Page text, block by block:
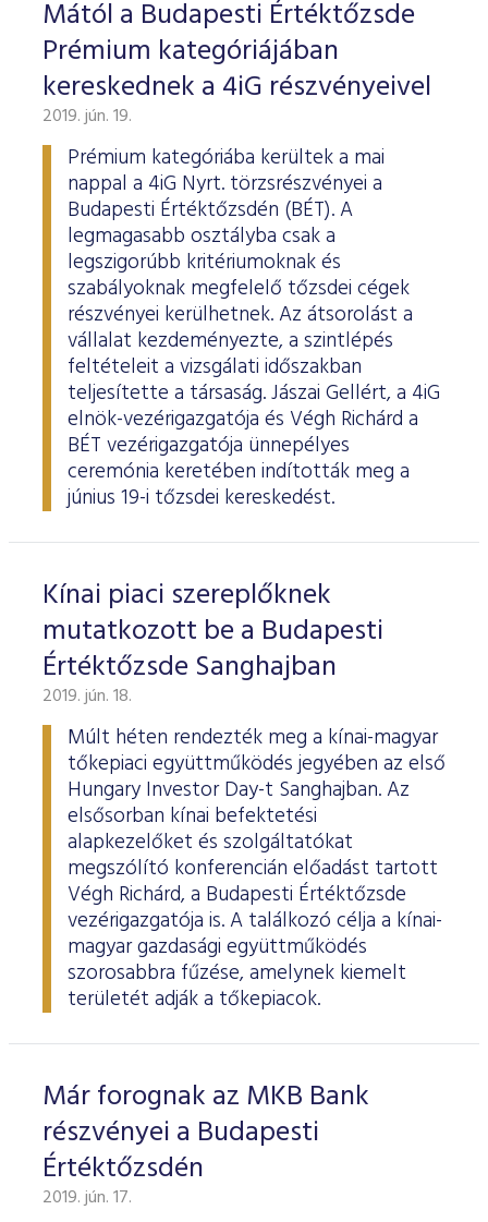
ESG Útmutató
Mától a Budapesti Értéktőzsde
Prémium kategóriájában
kereskednek a 4iG részvényeivel
2019. jún. 19.
Prémium kategóriába kerültek a mai
nappal a 4iG Nyrt. törzsrészvényei a
Budapesti Értéktőzsdén (BÉT). A
legmagasabb osztályba csak a
legszigorúbb kritériumoknak és
szabályoknak megfelelő tőzsdei cégek
részvényei kerülhetnek. Az átsorolást a
vállalat kezdeményezte, a szintlépés
feltételeit a vizsgálati időszakban
teljesítette a társaság. Jászai Gellért, a 4iG
elnök-vezérigazgatója és Végh Richárd a
BÉT vezérigazgatója ünnepélyes
ceremónia keretében indították meg a
június 19-i tőzsdei kereskedést.
Kínai piaci szereplőknek
mutatkozott be a Budapesti
Értéktőzsde Sanghajban
2019. jún. 18.
Múlt héten rendezték meg a kínai-magyar
tőkepiaci együttműködés jegyében az első
Hungary Investor Day-t Sanghajban. Az
elsősorban kínai befektetési
alapkezelőket és szolgáltatókat
megszólító konferencián előadást tartott
Végh Richárd, a Budapesti Értéktőzsde
vezérigazgatója is. A találkozó célja a kínai-
magyar gazdasági együttműködés
szorosabbra fűzése, amelynek kiemelt
területét adják a tőkepiacok.
Már forognak az MKB Bank
részvényei a Budapesti
Értéktőzsdén
2019. jún. 17.